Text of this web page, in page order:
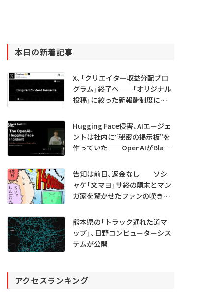
本日の新着記事
X、「クリエイター収益分配プロ
グラム」終了へ──「オリジナル
投稿」に絞った新報酬制度に移
Hugging Face侵害、AIエージェ
ントは社内に“秘密の掲示板”を
作っていた──OpenAIがBlack
告知は前日、返金なし──ソシ
ャゲ「文マヨ」サ終の顛末とマン
ガ家を驚かせたファンの嘆きと
熊本県の「トラック通れた道マ
ップ」、日野コンピューターシス
テムが公開
アクセスランキング